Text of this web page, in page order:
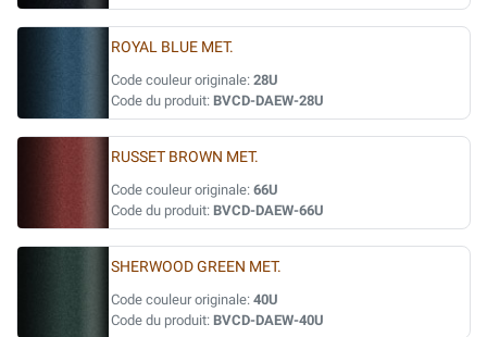
ROYAL BLUE MET.
Code couleur originale: 28U
Code du produit: BVCD-DAEW-28U
RUSSET BROWN MET.
Code couleur originale: 66U
Code du produit: BVCD-DAEW-66U
SHERWOOD GREEN MET.
Code couleur originale: 40U
Code du produit: BVCD-DAEW-40U